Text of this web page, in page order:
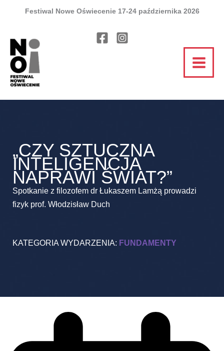
Festiwal Nowe Oświecenie 17-24 października 2026
„CZY SZTUCZNA
INTELIGENCJA
NAPRAWI ŚWIAT?”
Spotkanie z filozofem dr Łukaszem Lamżą prowadzi
fizyk prof. Włodzisław Duch
KATEGORIA WYDARZENIA: FUNDAMENTY